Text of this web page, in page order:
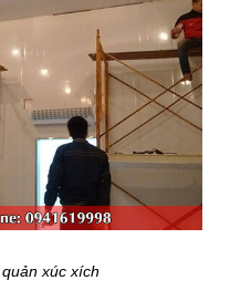
xúc xích